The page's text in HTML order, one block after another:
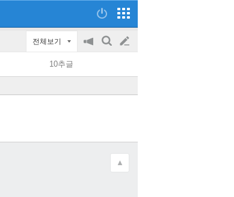
전체보기
공
on/off
검
글
쓰
기
10추글
▲